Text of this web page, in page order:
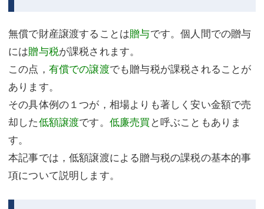
不動産登記
商業登記
調査・書面作成
債務整理
マスコミ取材・実績
アクセス
東京事務所 (新宿・四谷)
商業登記
調査・書面作成
債務整理
マスコミ取材・実績
アクセス
東京事務所 (新宿・四谷)
埼玉事務所 (さいたま市)
無償で財産譲渡することは贈与です。個人間での贈与
には贈与税が課税されます。
この点， 有償での譲渡でも贈与税が課税されることが
あります。
その具体例の１つが，相場よりも著しく安い金額で売
却した低額譲渡です。 低廉売買 と呼ぶこともありま
す。
本記事では，低額譲渡による贈与税の課税の基本的事
項について説明します。